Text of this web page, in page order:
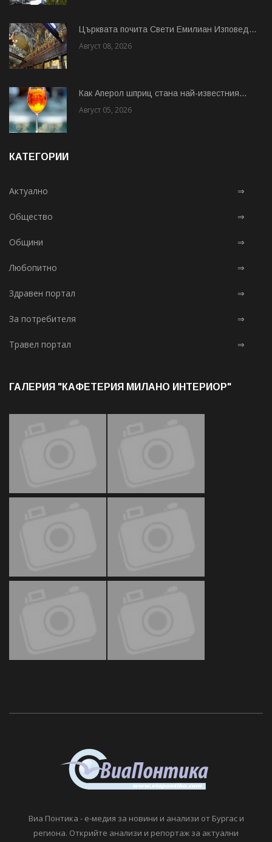
Църквата почита Свeти Емилиан Изповед...
Август 08, 2026
Как Аперол шприц стана най-известния...
Август 05, 2026
КАТЕГОРИИ
Актуално ⇒
Общество ⇒
Общини ⇒
Любопитно ⇒
Здравен портал ⇒
За потребителя ⇒
Травел портал ⇒
ГАЛЕРИЯ "КАФЕТЕРИЯ МИЛАНО ИНТЕРИОР"
Виа Понтика - е-медия за новини и анализи от Бургас и
региона. Открийте анализи и репортаж за актуални